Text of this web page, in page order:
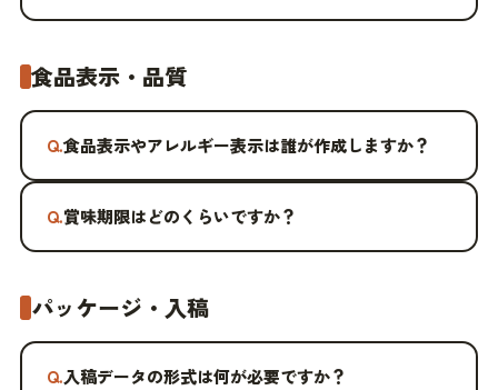
食品表示・品質
Q.食品表示やアレルギー表示は誰が作成しますか？
Q.賞味期限はどのくらいですか？
パッケージ・入稿
Q.入稿データの形式は何が必要ですか？